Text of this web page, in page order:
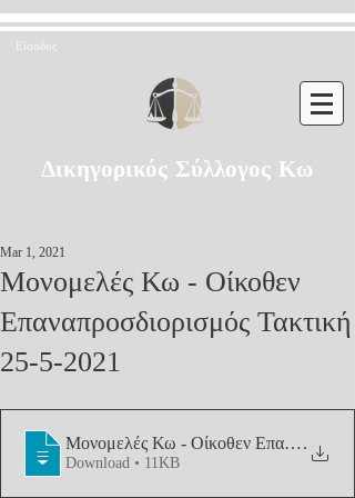
Είσοδος
Δικηγορικός Σύλλογος Κω
Μονομελές Κω - Οίκοθεν
Επαναπροσδιορισμός Τακτική
25-5-2021
Mar 1, 2021
Μονομελές Κω - Οίκοθεν .
Download • 11KB